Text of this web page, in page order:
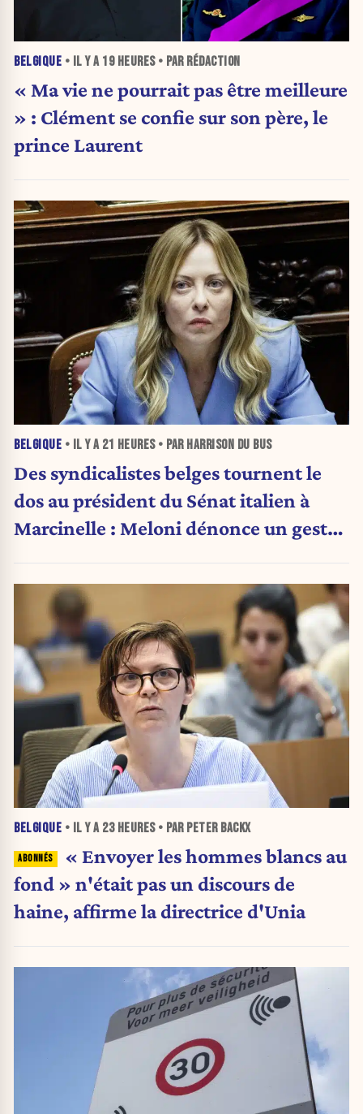
BELGIQUE • IL Y A 19 HEURES• PAR RÉDACTION
« Ma vie ne pourrait pas être meilleure
» : Clément se confie sur son père, le
prince Laurent
BELGIQUE • IL Y A 21 HEURES• PAR HARRISON DU BUS
Des syndicalistes belges tournent le
dos au président du Sénat italien à
Marcinelle : Meloni dénonce un geste
BELGIQUE • IL Y A 23 HEURES• PAR PETER BACKX
« Envoyer les hommes blancs au
fond » n'était pas un discours de
haine, affirme la directrice d'Unia